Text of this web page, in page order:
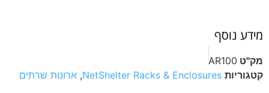
מידע נוסף
מק"ט AR100
קטגוריות NetShelter Racks & Enclosures
, ארונות שרתים